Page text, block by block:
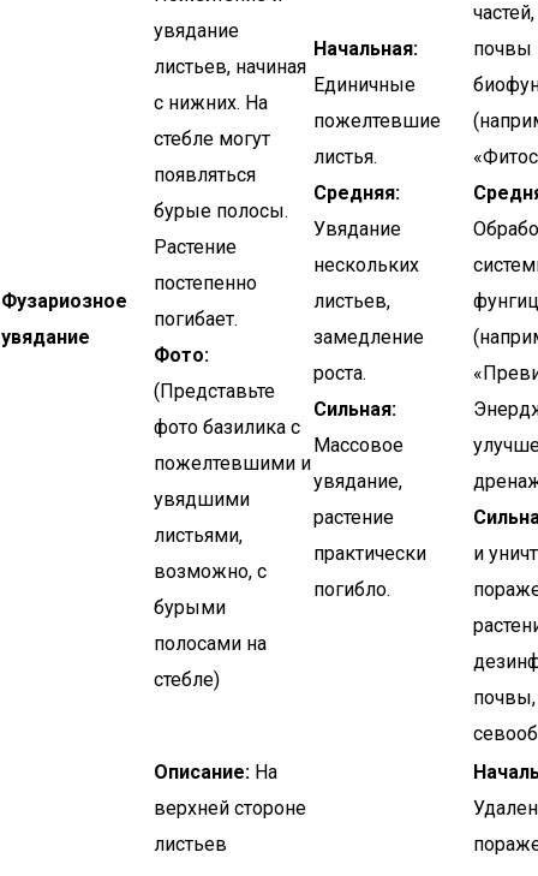
Фузариозное
увядание
увядание
листьев, начиная
с нижних. На
стебле могут
появляться
бурые полосы.
Растение
постепенно
погибает.
Фото:
(Представьте
фото базилика с
пожелтевшими и
увядшими
листьями,
возможно, с
бурыми
полосами на
стебле)
Начальная:
Единичные
пожелтевшие
листья.
Средняя:
Увядание
нескольких
листьев,
замедление
роста.
Сильная:
Массовое
увядание,
растение
практически
погибло.
почвы
и
почвы,
Описание: На
верхней стороне
листьев